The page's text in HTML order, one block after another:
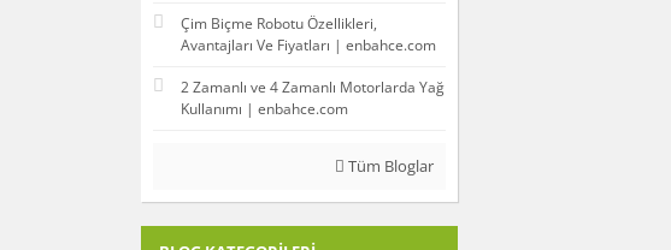
Çim Biçme Robotu Özellikleri,
Avantajları Ve Fiyatları | enbahce.com
2 Zamanlı ve 4 Zamanlı Motorlarda Yağ
Kullanımı | enbahce.com
Tüm Bloglar